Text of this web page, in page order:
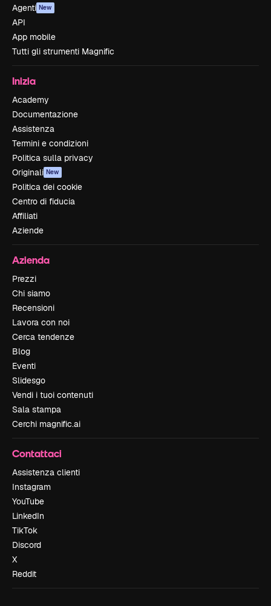
Agenti New
API
App mobile
Tutti gli strumenti Magnific
Inizia
Academy
Documentazione
Assistenza
Termini e condizioni
Politica sulla privacy
Originali New
Politica dei cookie
Centro di fiducia
Affiliati
Aziende
Azienda
Prezzi
Chi siamo
Recensioni
Lavora con noi
Cerca tendenze
Blog
Eventi
Slidesgo
Vendi i tuoi contenuti
Sala stampa
Cerchi magnific.ai
Contattaci
Assistenza clienti
Instagram
YouTube
LinkedIn
TikTok
Discord
X
Reddit